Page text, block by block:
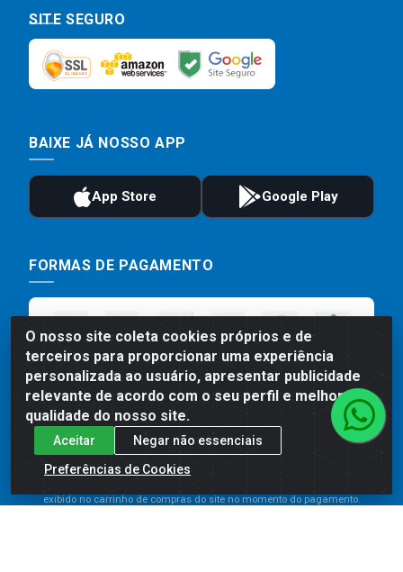
O nosso site coleta cookies próprios e de
terceiros para proporcionar uma experiência
personalizada ao usuário, apresentar publicidade
relevante de acordo com o seu perfil e melhorar a
qualidade do nosso site.
Aceitar
Negar não essenciais
Preferências de Cookies
SITE SEGURO
BAIXE JÁ NOSSO APP
FORMAS DE PAGAMENTO
Preços, promoções, condições de pagamento e frete são válidos
para compras realizadas exclusivamente pelo site. Caso haja
exibido no carrinho de compras do site no momento do pagamento.